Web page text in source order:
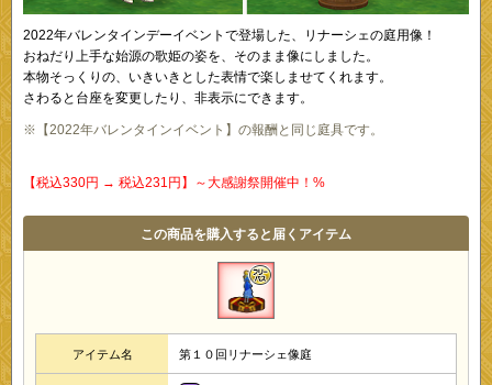
2022年バレンタインデーイベントで登場した、リナーシェの庭用像！
おねだり上手な始源の歌姫の姿を、そのまま像にしました。
本物そっくりの、いきいきとした表情で楽しませてくれます。
さわると台座を変更したり、非表示にできます。
※【2022年バレンタインイベント】の報酬と同じ庭具です。
【税込330円 → 税込231円】～大感謝祭開催中！%
この商品を購入すると届くアイテム
アイテム名 第１０回リナーシェ像庭